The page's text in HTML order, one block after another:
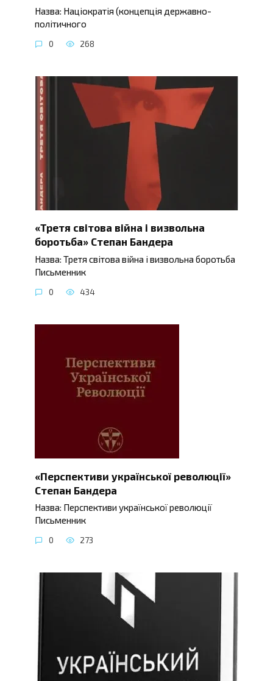
Назва: Націократія (концепція державно-
політичного
0 268
«Третя світова війна і визвольна
боротьба» Степан Бандера
Назва: Третя світова війна і визвольна боротьба
Письменник
0 434
«Перспективи української революції»
Степан Бандера
Назва: Перспективи української революції
Письменник
0 273